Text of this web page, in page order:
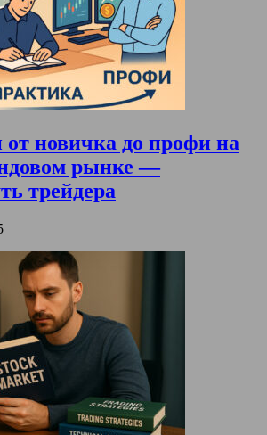
новичка до профи на
рынке —
трейдера